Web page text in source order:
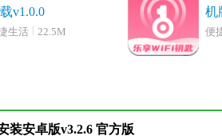
v1.0.0
生活 22.5M
机
便
装安卓版v3.2.6 官方版